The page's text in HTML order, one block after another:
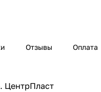
Отзывы Оплата
ЦентрПласт